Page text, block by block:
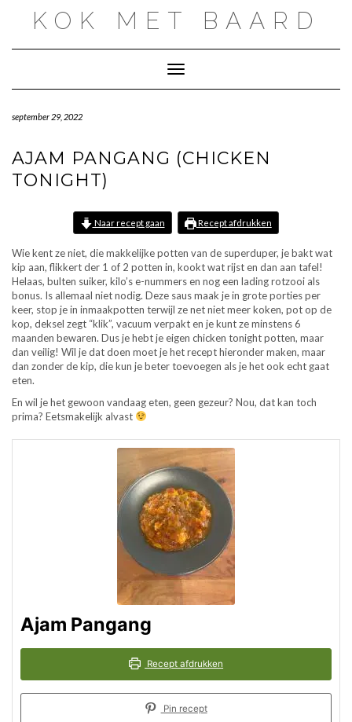
KOK MET BAARD
Toggle navigatie
september 29, 2022
AJAM PANGANG (CHICKEN
TONIGHT)
Naar recept gaan Recept afdrukken
Wie kent ze niet, die makkelijke potten van de superduper, je bakt wat
kip aan, flikkert der 1 of 2 potten in, kookt wat rijst en dan aan tafel!
Helaas, bulten suiker, kilo’s e-nummers en nog een lading rotzooi als
bonus. Is allemaal niet nodig. Deze saus maak je in grote porties per
keer, stop je in inmaakpotten terwijl ze net niet meer koken, pot op de
kop, deksel zegt “klik”, vacuum verpakt en je kunt ze minstens 6
maanden bewaren. Dus je hebt je eigen chicken tonight potten, maar
dan veilig! Wil je dat doen moet je het recept hieronder maken, maar
dan zonder de kip, die kun je beter toevoegen als je het ook echt gaat
eten.
En wil je het gewoon vandaag eten, geen gezeur? Nou, dat kan toch
prima? Eetsmakelijk alvast
Ajam Pangang
Recept afdrukken
Pin recept